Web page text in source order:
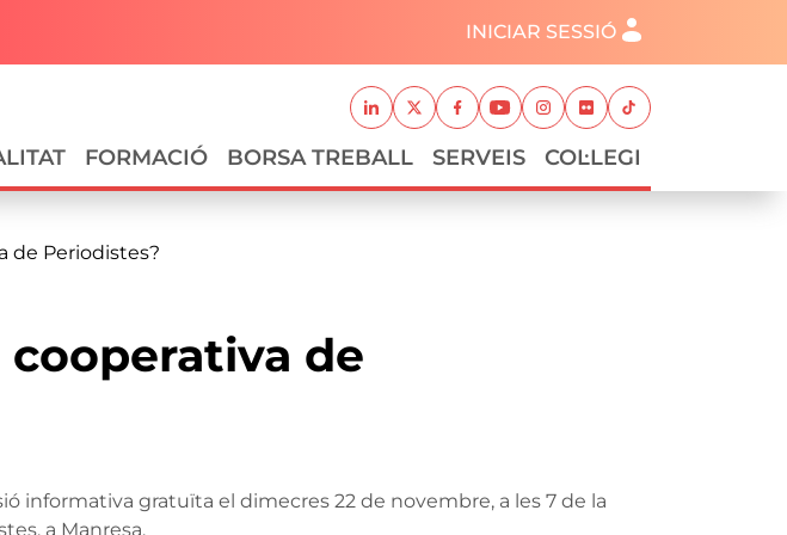
Menú del compte d'usuari
INICIAR SESSIÓ
Xarxes socials
LinkedinTwitterFacebook
YoutubeInstagram
FlickrTikTok
principal
FORMACIÓ BORSA TREBALL SERVEIS COL·LEGI
de Periodistes?
de
informativa gratuïta el dimecres 22 de novembre, a les 7 de la
a Manresa.